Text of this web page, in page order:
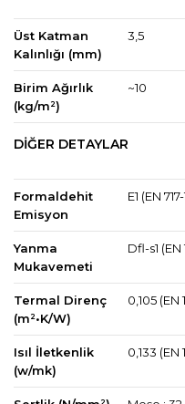
Üst Katman
Kalınlığı (mm)
3,5
Birim Ağırlık
(kg/m²)
~10
DİĞER DETAYLAR
Formaldehit
Emisyon
E1 (EN 717-
Yanma
Mukavemeti
Dfl-s1 (EN
Termal Direnç
(m²•K/W)
0,105 (EN
Isıl İletkenlik
(w/mk)
0,133 (EN